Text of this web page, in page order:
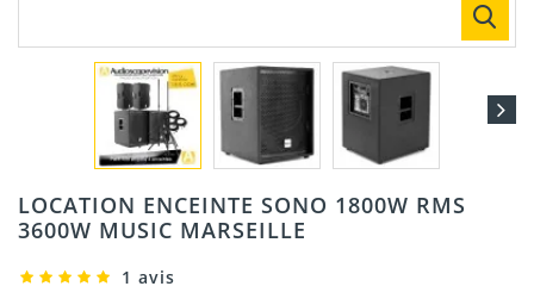
LOCATION ENCEINTE SONO 1800W RMS
3600W MUSIC MARSEILLE
1 avis